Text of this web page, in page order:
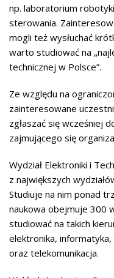
np. laboratorium
sterowania.
mogli też wysłuchać
warto studiować na
technicznej w Polsce”.
Ze względu na
zainteresowane
zgłaszać się wcześniej
zajmującego się
Wydział Elektroniki i
z największych
Studiuje na nim ponad
naukowa obejmuje 300
studiować na takich
elektronika,
oraz telekomunikacja.